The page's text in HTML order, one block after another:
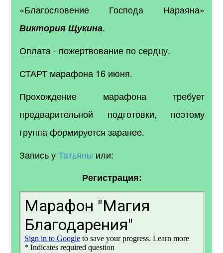
«Благословение Господа Нараяна»
Виктория Щукина.
Оплата - пожертвование по сердцу.
СТАРТ марафона 16 июня.
Прохождение марафона требует
предварительной подготовки, поэтому
группа формируется заранее.
Запись уТатьяны или:
Регистрация: